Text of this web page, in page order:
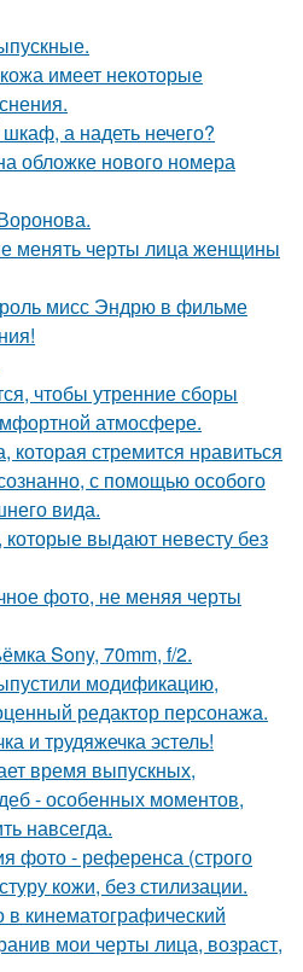
имеет некоторые
а надеть нечего?
обложке нового номера
менять черты лица женщины
мисс Эндрю в фильме
чтобы утренние сборы
атмосфере.
которая стремится нравиться
с помощью особого
вида.
выдают невесту без
фото, не меняя черты
Sony, 70mm, f/2.
модификацию,
редактор персонажа.
и трудяжечка эстель!
время выпускных,
- особенных моментов,
навсегда.
фото - референса (строго
кожи, без стилизации.
кинематографический
мои черты лица, возраст,